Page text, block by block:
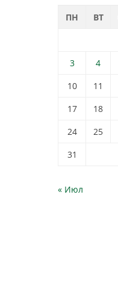
ПН ВТ
3
4
10
11
17
18
24
25
31
« Июл